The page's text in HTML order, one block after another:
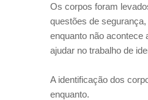
Os corpos foram
questões de
enquanto não acontece
ajudar no trabalho de
A identificação dos
enquanto.